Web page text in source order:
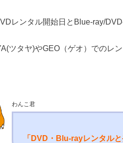
レンタル開始日とBlue-ray/DVD
ツタヤ)やGEO（ゲオ）でのレ
わんこ君
「DVD・Blu-rayレンタル